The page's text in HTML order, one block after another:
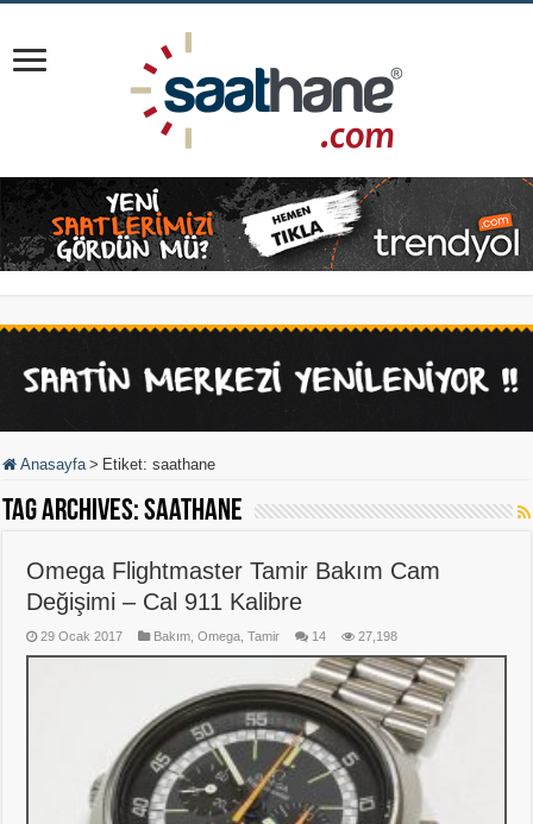
Anasayfa > Etiket:saathane
Tag Archives:saathane
Omega Flightmaster Tamir Bakım Cam
Değişimi – Cal 911 Kalibre
29 Ocak 2017 Bakım ,Omega ,Tamir 14 27,198